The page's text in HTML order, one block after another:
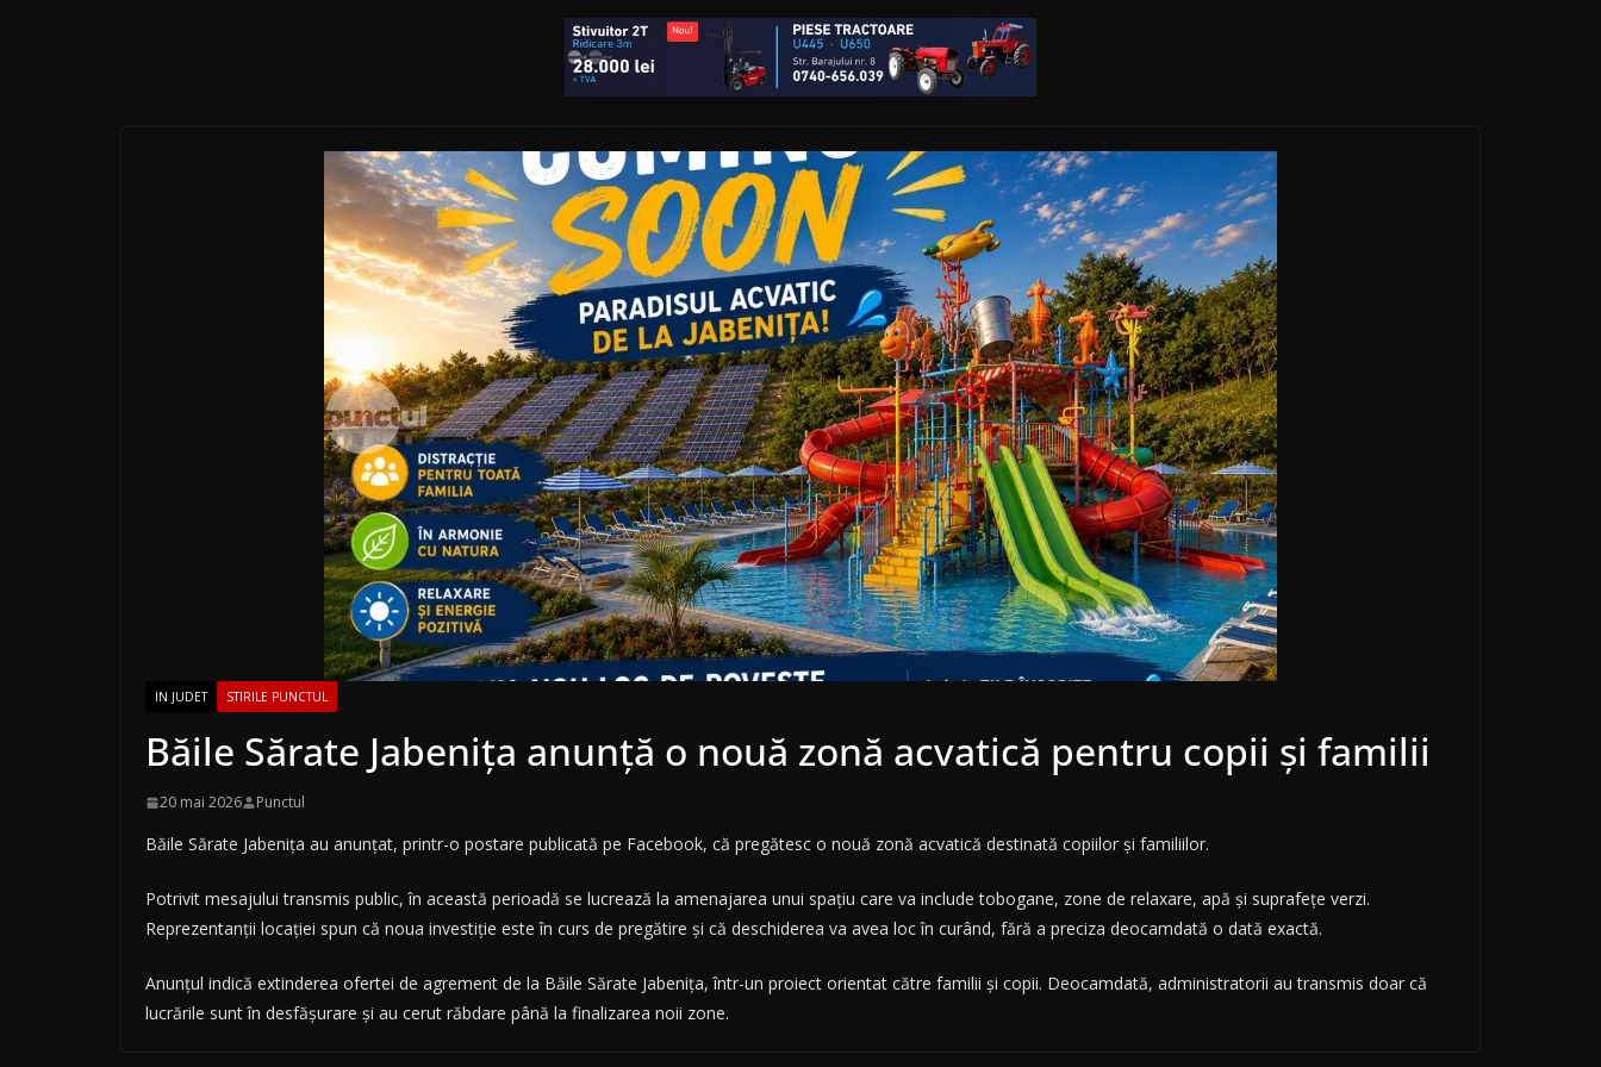
IN JUDET STIRILE PUNCTUL
Băile Sărate Jabenița anunță o nouă zonă acvatică pentru copii și familii
20 mai 2026 Punctul
Băile Sărate Jabenița au anunțat, printr-o postare publicată pe Facebook, că pregătesc o nouă zonă acvatică destinată copiilor și familiilor.
Potrivit mesajului transmis public, în această perioadă se lucrează la amenajarea unui spațiu care va include tobogane, zone de relaxare, apă și suprafețe verzi.
Reprezentanții locației spun că noua investiție este în curs de pregătire și că deschiderea va avea loc în curând, fără a preciza deocamdată o dată exactă.
Anunțul indică extinderea ofertei de agrement de la Băile Sărate Jabenița, într-un proiect orientat către familii și copii. Deocamdată, administratorii au transmis doar că
lucrările sunt în desfășurare și au cerut răbdare până la finalizarea noii zone.